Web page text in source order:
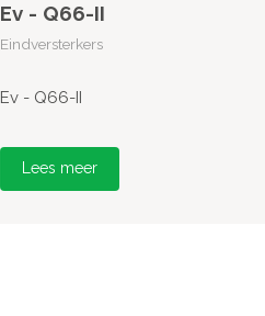
Ev - Q66-II
Eindversterkers
Ev - Q66-II
Lees meer